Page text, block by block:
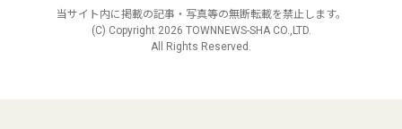
当サイト内に掲載の記事・写真等の無断転載を禁止します。
(C) Copyright 2026 TOWNNEWS-SHA CO.,LTD.
All Rights Reserved.